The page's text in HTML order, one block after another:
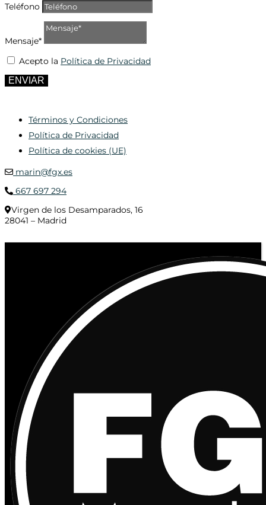
Teléfono
Mensaje*
Acepto la Política de Privacidad
ENVIAR
Términos y Condiciones
Política de Privacidad
Política de cookies (UE)
marin@fgx.es
667 697 294
Virgen de los Desamparados, 16
28041 – Madrid